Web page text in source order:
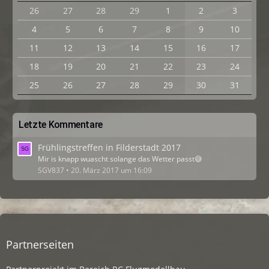
26 27 28 29 1 2
3
4
5 6 7 8 9
10
11
12 13 14 15 16
17
18
19 20 21 22 23
24
25
26 27 28 29 30 31
Letzte Kommentare
Frühlingstreffen in Filderstadt 2017
Mir is knapp wuascht solange das Wetter passt😅
SGV837
20. März 2017 um 16:09
Partnerseiten